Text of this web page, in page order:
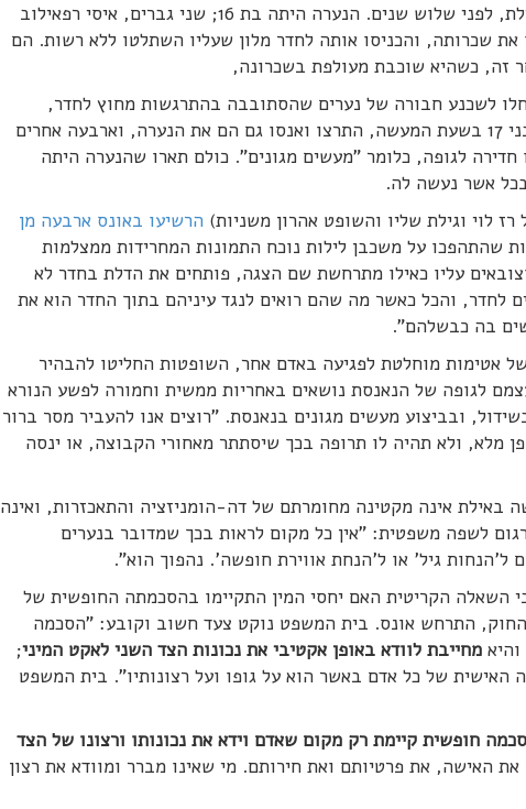
באילת, לפני שלוש שנים. הנערה היתה בת 16; שני גברים, איסי רפאילוב
את שכרותה, והכניסו אותה לחדר מלון שעליו השתלטו ללא רשות. הם
זה, כשהיא שוכבת מעולפת בשכרונה,
לשכנע חבורה של נערים שהסתובבה בהתרגשות מחוץ לחדר,
להכנס ולהשתתף איתם באונס. שניים מהנערים, שהיו בני 17 בשעת המעשה, התרצו ואנסו גם הם את הנערה, וארבעה אחרים
חדירה לגופה, כלומר "מעשים מגונים". כולם תארו שהנערה היתה
אשר נעשה לה.
לוי וגילת שליו והשופט אהרון משניות) הרשיעו באונס ארבעה מן
שהתהפכו על משכבן לילות נוכח התמונות המחרידות ממצלמות
עליו כאילו מתרחשת שם הצגה, פותחים את הדלת בחדר לא
לחדר, והכל כאשר מה שהם רואים לנגד עיניהם בתוך החדר הוא את
בה כבשלהם".
אטימות מוחלטת לפגיעה באדם אחר, השופטות החליטו להבהיר
לגופה של הנאנסת נושאים באחריות ממשית וחמורה לפשע הנורא
ובביצוע מעשים מגונים בנאנסת. "רוצים אנו להעביר מסר ברור
ולא תהיה לו תרופה בכך שיסתתר מאחורי הקבוצה, או ינסה
באילת אינה מקטינה מחומרתם של דה-הומניזציה והתאכזרות, ואינה
לשפה משפטית: "אין כל מקום לראות בכך שמדובר בנערים
ל'הנחות גיל' או ל'הנחת אווירת חופשה'. נהפוך הוא".
הקריטית האם יחסי המין התקיימו בהסכמתה החופשית של
התרחש אונס. בית המשפט נוקט צעד חשוב וקובע: "הסכמה
מחייבת לוודא באופן אקטיבי את נכונות הצד השני לאקט המיני;
האישית של כל אדם באשר הוא על גופו ועל רצונותיו". בית המשפט
חופשית קיימת רק מקום שאדם וידא את נכונותו ורצונו של הצד
האישה, את פרטיותם ואת חירותם. מי שאינו מברר ומוודא את רצון